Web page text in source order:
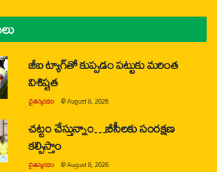
జీఐ ట్యాగ్‌తో కుప్పడం పట్టుకు మరింత
విశిష్టత
చైతన్యరధం @August 8, 2026
చట్టం చేస్తున్నాం…బీసీలకు సంరక్షణ
కల్పిస్తాం
చైతన్యరధం @August 8, 2026